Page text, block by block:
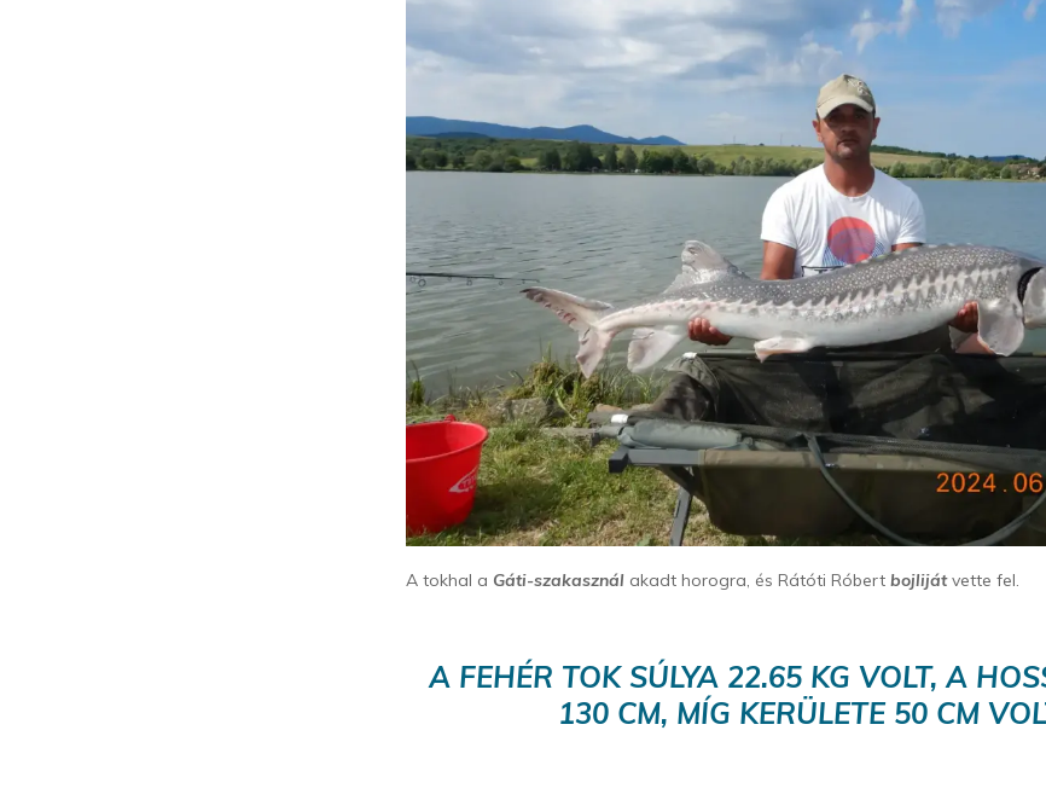
A tokhal a Gáti-szakasznál akadt horogra, és Rátóti Róbertbojlijátvette fel.
A FEHÉR TOK SÚLYA 22.65 KG VOLT, A
130 CM, MÍG KERÜLETE 50 CM